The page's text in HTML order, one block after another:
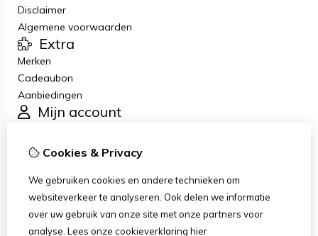
Disclaimer
Algemene voorwaarden
Extra
Merken
Cadeaubon
Aanbiedingen
Mijn account
Bestelhistorie
Klantenservice
Contact
Retourneren
Sitemap
Cookies & Privacy
We gebruiken cookies en andere technieken om
websiteverkeer te analyseren. Ook delen we informatie
over uw gebruik van onze site met onze partners voor
analyse. Lees onze cookieverklaring hier